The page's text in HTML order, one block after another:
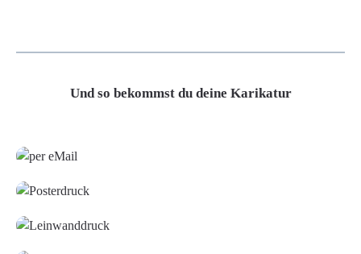
Und so bekommst du deine Karikatur